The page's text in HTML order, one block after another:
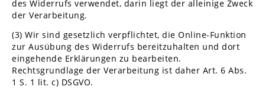
des Widerrufs verwendet, darin liegt der alleinige Zweck
der Verarbeitung.
(3) Wir sind gesetzlich verpflichtet, die Online-Funktion
zur Ausübung des Widerrufs bereitzuhalten und dort
eingehende Erklärungen zu bearbeiten.
Rechtsgrundlage der Verarbeitung ist daher Art. 6 Abs.
1 S. 1 lit. c) DSGVO.